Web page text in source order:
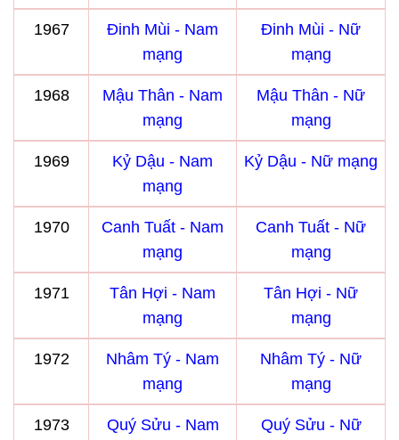
1967
Đinh Mùi - Nam
mạng
Đinh Mùi - Nữ
mạng
1968
Mậu Thân - Nam
mạng
Mậu Thân - Nữ
mạng
1969
Kỷ Dậu - Nam
mạng
Kỷ Dậu - Nữ mạng
1970
Canh Tuất - Nam
mạng
Canh Tuất - Nữ
mạng
1971
Tân Hợi - Nam
mạng
Tân Hợi - Nữ
mạng
1972
Nhâm Tý - Nam
mạng
Nhâm Tý - Nữ
mạng
1973 Quý Sửu - Nam Quý Sửu - Nữ